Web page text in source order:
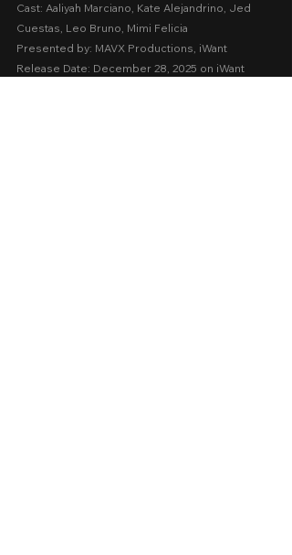
Cast: Aaliyah Marciano, Kate Alejandrino, Jed
Cuestas, Leo Bruno, Mimi Felicia
Presented by: MAVX Productions, iWant
Release Date: December 28, 2025 on iWant